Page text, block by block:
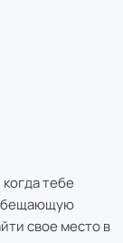
тебе
свое место в